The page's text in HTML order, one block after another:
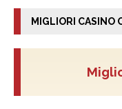
MIGLIORI CASINO